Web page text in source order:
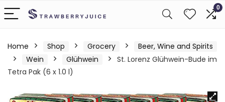
0
Home Shop Grocery
Beer, Wine and Spirits
Wein
Glühwein
St. Lorenz Glühwein-Bude im
Tetra Pak (6 x 1.0 l)